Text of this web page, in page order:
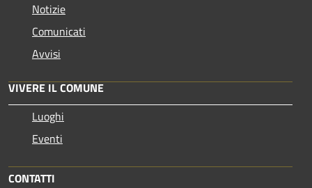
Notizie
Comunicati
Avvisi
VIVERE IL COMUNE
Luoghi
Eventi
CONTATTI